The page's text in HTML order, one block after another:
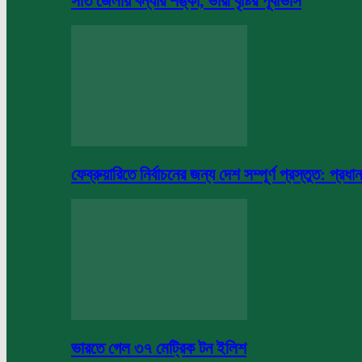
ফেব্রুয়ারিতে নির্বাচনের জন্য দেশ সম্পূর্ণ প্রস্তুত: প্রধান
ভারতে গেল ৩৭ মেট্রিক টন ইলিশ